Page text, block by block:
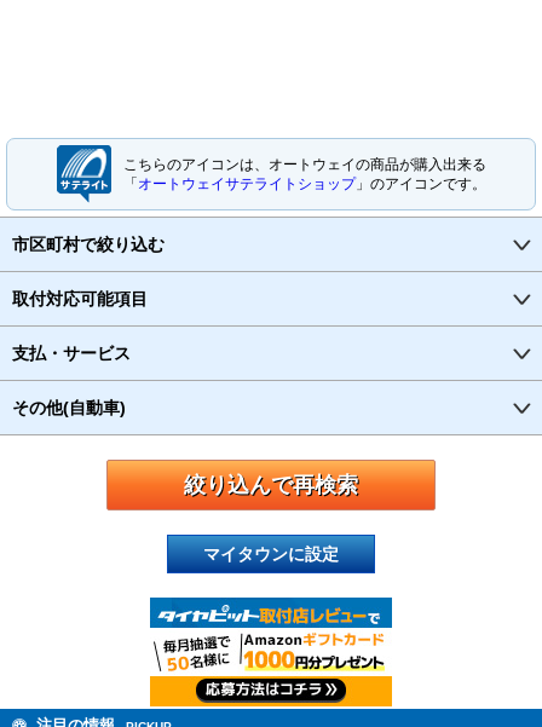
こちらのアイコンは、オートウェイの商品が購入出来る
「 オートウェイサテライトショップ」のアイコンです。
市区町村で絞り込む
取付対応可能項目
支払・サービス
その他(自動車)
マイタウンに設定